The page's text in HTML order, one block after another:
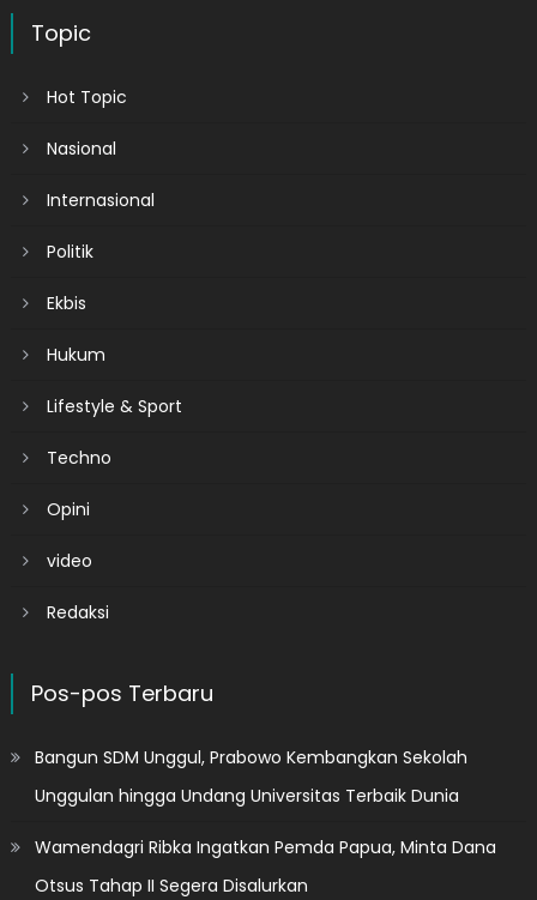
Topic
Hot Topic
Nasional
Internasional
Politik
Ekbis
Hukum
Lifestyle & Sport
Techno
Opini
video
Redaksi
Pos-pos Terbaru
Bangun SDM Unggul, Prabowo Kembangkan Sekolah
Unggulan hingga Undang Universitas Terbaik Dunia
Wamendagri Ribka Ingatkan Pemda Papua, Minta Dana
Otsus Tahap II Segera Disalurkan